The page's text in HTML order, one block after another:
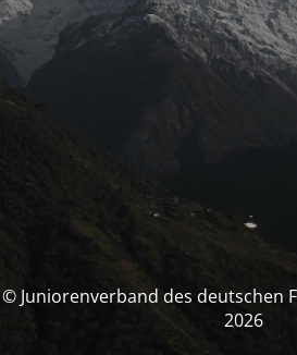
© Juniorenverband des deutschen
2026